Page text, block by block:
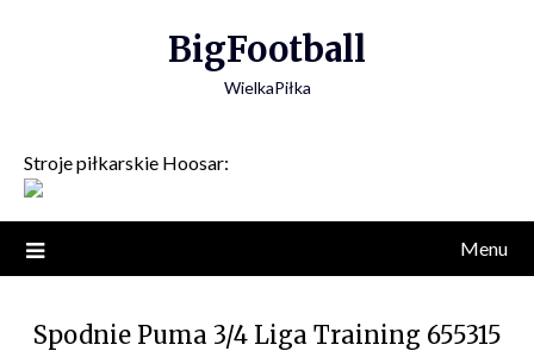
BigFootball
WielkaPiłka
Stroje piłkarskie Hoosar:
Menu
Spodnie Puma 3/4 Liga Training 655315